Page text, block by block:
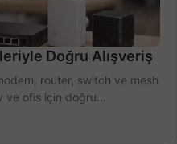
Doğru Alışveriş
router, switch ve mesh
ve ofis için doğru